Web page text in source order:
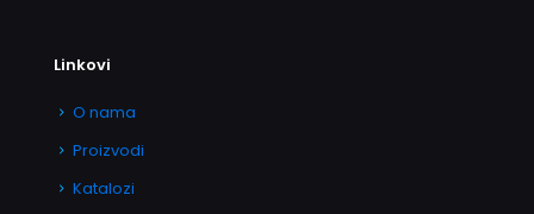
Linkovi
O nama
Proizvodi
Katalozi